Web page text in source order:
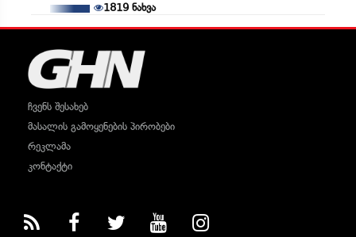
1819ნახვა
ჩვენს შესახებ
მასალის გამოყენების პირობები
რეკლამა
კონტაქტი